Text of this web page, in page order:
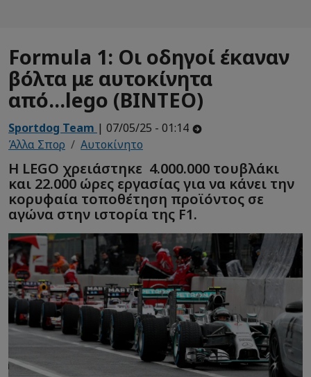
Formula 1: Οι οδηγοί έκαναν
βόλτα με αυτοκίνητα
από...lego (BINTEO)
Sportdog Team | 07/05/25 - 01:14
Άλλα Σπορ
Αυτοκίνητο
Η LEGO χρειάστηκε 4.000.000 τουβλάκι
και 22.000 ώρες εργασίας για να κάνει την
κορυφαία τοποθέτηση προϊόντος σε
αγώνα στην ιστορία της F1.